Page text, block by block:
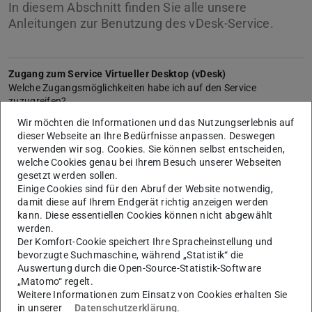
In diesem Abschnitt finden Sie alle unsere
Anleitungen zur Benutzung des vDesk-Service.
Zugang zum Service Virtueller Desktop (vDesk)
Welche Zugangsmöglichkeiten habe ich auf den Service
zuzugreifen?
Anmeldung im Browser
Wie melde ich mich im Browser am vDesk-Portal oder am vDesk-
Client an?
Anmeldung am lokalen vDesk-Client
Wie melde ich mich am lokalen vDesk-Client an und richte diesen
ein?
Startseite von Portal und Client
Wo finde ich Was?
Zugang im Browser wechseln
Wir möchten die Informationen und das Nutzungserlebnis auf
dieser Webseite an Ihre Bedürfnisse anpassen. Deswegen
verwenden wir sog. Cookies. Sie können selbst entscheiden,
welche Cookies genau bei Ihrem Besuch unserer Webseiten
gesetzt werden sollen.
Einige Cookies sind für den Abruf der Website notwendig,
damit diese auf Ihrem Endgerät richtig anzeigen werden
kann. Diese essentiellen Cookies können nicht abgewählt
werden.
Der Komfort-Cookie speichert Ihre Spracheinstellung und
bevorzugte Suchmaschine, während „Statistik“ die
Auswertung durch die Open-Source-Statistik-Software
„Matomo“ regelt.
Weitere Informationen zum Einsatz von Cookies erhalten Sie
in unserer
Datenschutzerklärung.